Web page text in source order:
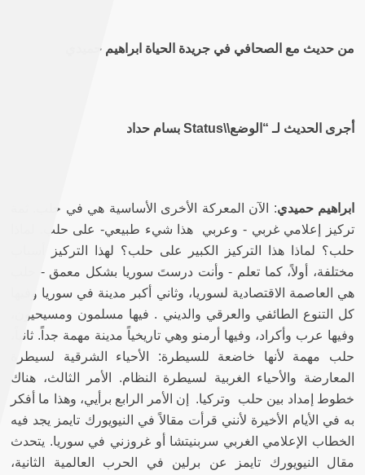
من حديث مع الصحافي في جريدة الحياة ابراهيم حميدي
أجرى الحديث لـ “ الوضع\\
Status بسام حداد
ابراهيم حميدي: الآن المعركة الأخرى الأساسية هي في حلب
تركيز إعلامي غربي - وعربي هذا شيء طبيعي- على حلب
حلب؟ لماذا هذا التركيز الكبير على حلب؟ لهذا التركيز أسباب
مختلفة، أولاً، كما تعلم - وأنت درستَ سوريا بشكل معمق-
هي العاصمة الاقتصادية لسوريا، وثاني أكبر مدينة في سوريا وفيها
كل التنوع الطائفي والعرقي والديني . فيها مسلمون ومسيحيون،
وفيها عرب وأكراد، وفيها أرمنو وهي تاريخياً مدينة مهمة جداً . ثانياً،
حلب مهمة لأنها خاضعة للسيطرة:
الأحياء الشرقية لسيطرة
المعارضة والأحياء الغربية لسيطرة النظام.
الأمر الثالث، هناك
خطوط إمداد بين حلب وتركيا.
إن الأمر الرابع برأيي، وهذا ما أفكر
به في الأيام الأخيرة لأنني قرأت مقالاً في النيويورك تايمز يجد فيه
الخطاب الإعلامي الغربي سربنيتشا أو غروزني في سوريا. يتحدث
مقال النيويورك تايمز عن برلين في الحرب العالمية الثانية،